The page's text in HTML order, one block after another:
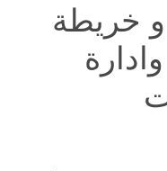
و خريطة